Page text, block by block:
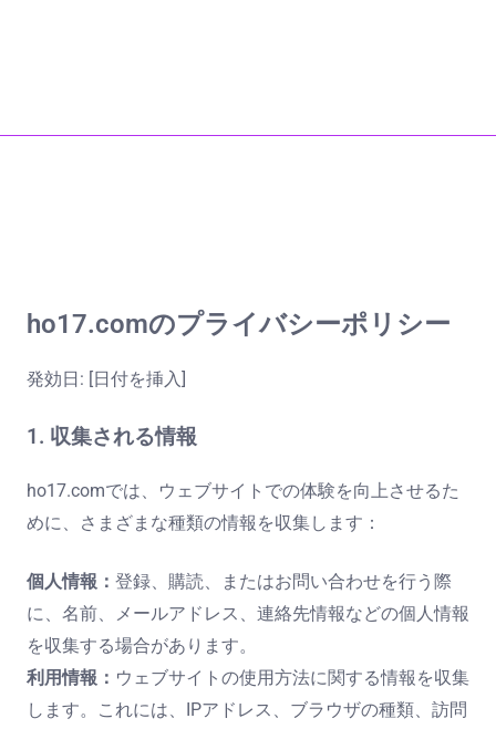
ho17.comのプライバシーポリシー
発効日: [日付を挿入]
1. 収集される情報
ho17.comでは、ウェブサイトでの体験を向上させるた
めに、さまざまな種類の情報を収集します：
個人情報： 登録、購読、またはお問い合わせを行う際
に、名前、メールアドレス、連絡先情報などの個人情報
を収集する場合があります。
利用情報： ウェブサイトの使用方法に関する情報を収集
します。これには、IPアドレス、ブラウザの種類、訪問